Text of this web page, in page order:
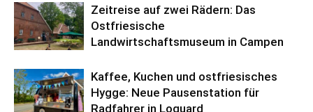
Zeitreise auf zwei Rädern: Das
Ostfriesische
Landwirtschaftsmuseum in Campen
Kaffee, Kuchen und ostfriesisches
Hygge: Neue Pausenstation für
Radfahrer in Loquard